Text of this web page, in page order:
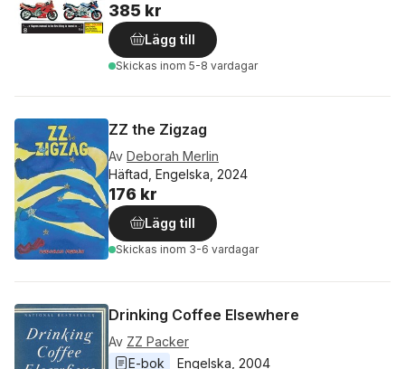
385 kr
Lägg till
Skickas inom 5-8 vardagar
ZZ the Zigzag
Av Deborah Merlin
Häftad, Engelska, 2024
176 kr
Lägg till
Skickas inom 3-6 vardagar
Drinking Coffee Elsewhere
Av ZZ Packer
E-bok
Engelska 2004